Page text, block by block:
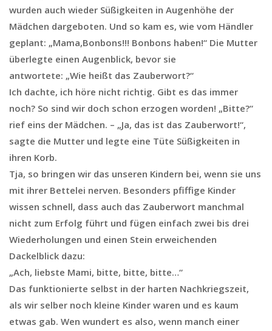
wurden auch wieder Süßigkeiten in Augenhöhe der
Mädchen dargeboten. Und so kam es, wie vom Händler
geplant: „Mama,Bonbons!!! Bonbons haben!“ Die Mutter
überlegte einen Augenblick, bevor sie
antwortete: „Wie heißt das Zauberwort?“
Ich dachte, ich höre nicht richtig. Gibt es das immer
noch? So sind wir doch schon erzogen worden! „Bitte?“
rief eins der Mädchen. – „Ja, das ist das Zauberwort!“,
sagte die Mutter und legte eine Tüte Süßigkeiten in
ihren Korb.
Tja, so bringen wir das unseren Kindern bei, wenn sie uns
mit ihrer Bettelei nerven. Besonders pfiffige Kinder
wissen schnell, dass auch das Zauberwort manchmal
nicht zum Erfolg führt und fügen einfach zwei bis drei
Wiederholungen und einen Stein erweichenden
Dackelblick dazu:
„Ach, liebste Mami, bitte, bitte, bitte…“
Das funktionierte selbst in der harten Nachkriegszeit,
als wir selber noch kleine Kinder waren und es kaum
etwas gab. Wen wundert es also, wenn manch einer